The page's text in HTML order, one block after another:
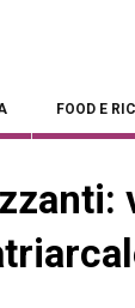
FOOD E